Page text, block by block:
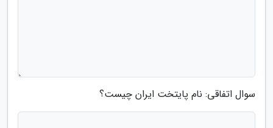
سوال اتفاقی: نام پایتخت ایران چیست؟